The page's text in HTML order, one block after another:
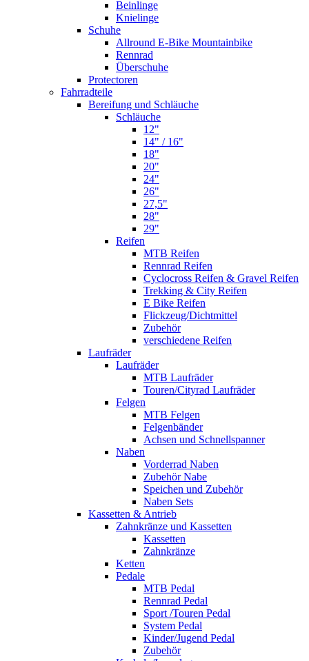
Beinlinge
Knielinge
Schuhe
Allround E-Bike Mountainbike
Rennrad
Überschuhe
Protectoren
Fahrradteile
Bereifung und Schläuche
Schläuche
12"
14" / 16"
18"
20"
24"
26"
27,5"
28"
29"
Reifen
MTB Reifen
Rennrad Reifen
Cyclocross Reifen & Gravel Reifen
Trekking & City Reifen
E Bike Reifen
Flickzeug/Dichtmittel
Zubehör
verschiedene Reifen
Laufräder
Laufräder
MTB Laufräder
Touren/Cityrad Laufräder
Felgen
MTB Felgen
Felgenbänder
Achsen und Schnellspanner
Naben
Vorderrad Naben
Zubehör Nabe
Speichen und Zubehör
Naben Sets
Kassetten & Antrieb
Zahnkränze und Kassetten
Kassetten
Zahnkränze
Ketten
Pedale
MTB Pedal
Rennrad Pedal
Sport /Touren Pedal
System Pedal
Kinder/Jugend Pedal
Zubehör